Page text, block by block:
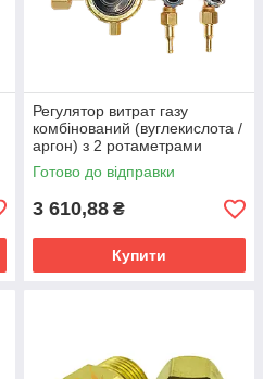
Регулятор витрат газу
комбінований (вуглекислота /
аргон) з 2 ротаметрами
АР-40/У-30-2ДМ
Готово до відправки
3 610,88 ₴
Купити